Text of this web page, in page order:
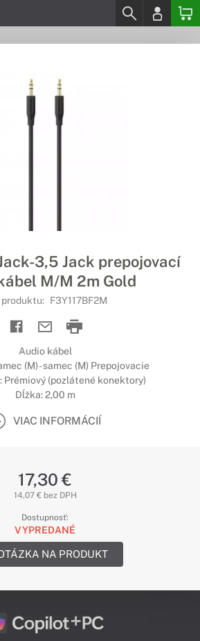
3,5 Jack prepojovací
M/M 2m Gold
produktu: F3Y117BF2M
Audio kábel
(M) - samec (M) Prepojovacie
Prémiový (pozlátené konektory)
Dĺžka: 2,00 m
VIAC INFORMÁCIÍ
17,30 €
14,07 € bez DPH
Dostupnosť:
VYPREDANÉ
NA PRODUKT